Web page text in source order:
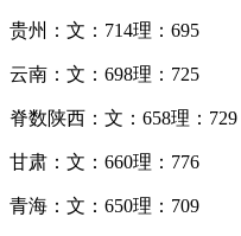
贵州：文：714理：695
云南：文：698理：725
脊数陕西：文：658理：729
甘肃：文：660理：776
青海：文：650理：709